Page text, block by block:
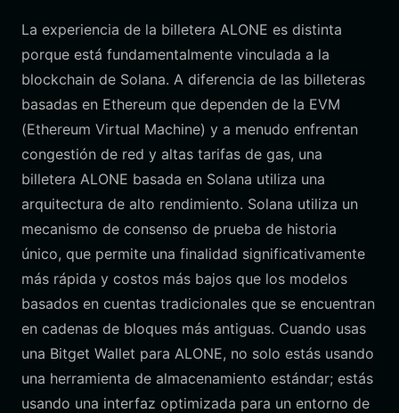
La experiencia de la billetera ALONE es distinta
porque está fundamentalmente vinculada a la
blockchain de Solana. A diferencia de las billeteras
basadas en Ethereum que dependen de la EVM
(Ethereum Virtual Machine) y a menudo enfrentan
congestión de red y altas tarifas de gas, una
billetera ALONE basada en Solana utiliza una
arquitectura de alto rendimiento. Solana utiliza un
mecanismo de consenso de prueba de historia
único, que permite una finalidad significativamente
más rápida y costos más bajos que los modelos
basados en cuentas tradicionales que se encuentran
en cadenas de bloques más antiguas. Cuando usas
una Bitget Wallet para ALONE, no solo estás usando
una herramienta de almacenamiento estándar; estás
usando una interfaz optimizada para un entorno de